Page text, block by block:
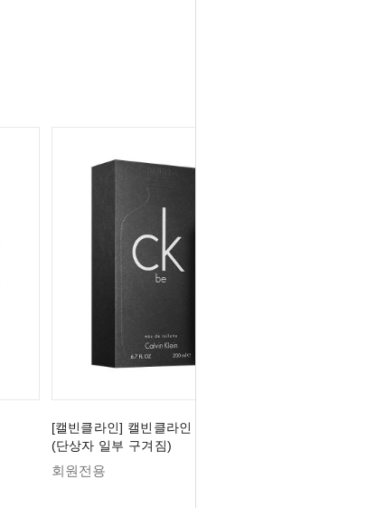
[캘빈클라인] 캘빈클라인 CK BE EDT 200ml
(단상자 일부 구겨짐)
회원전용